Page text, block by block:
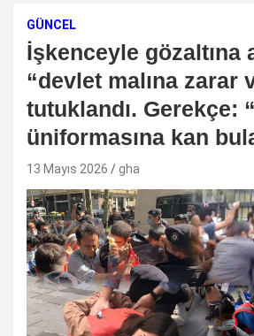
GÜNCEL
İşkenceyle gözaltına
“devlet malına zarar
tutuklandı. Gerekçe:
üniformasına kan
13 Mayıs 2026 gha